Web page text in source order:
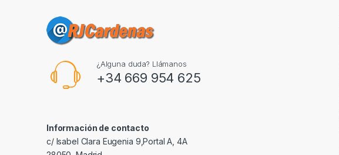
¿Alguna duda? Llámanos
+34 669 954 625
Información de contacto
c/ Isabel Clara Eugenia 9,Portal A, 4A